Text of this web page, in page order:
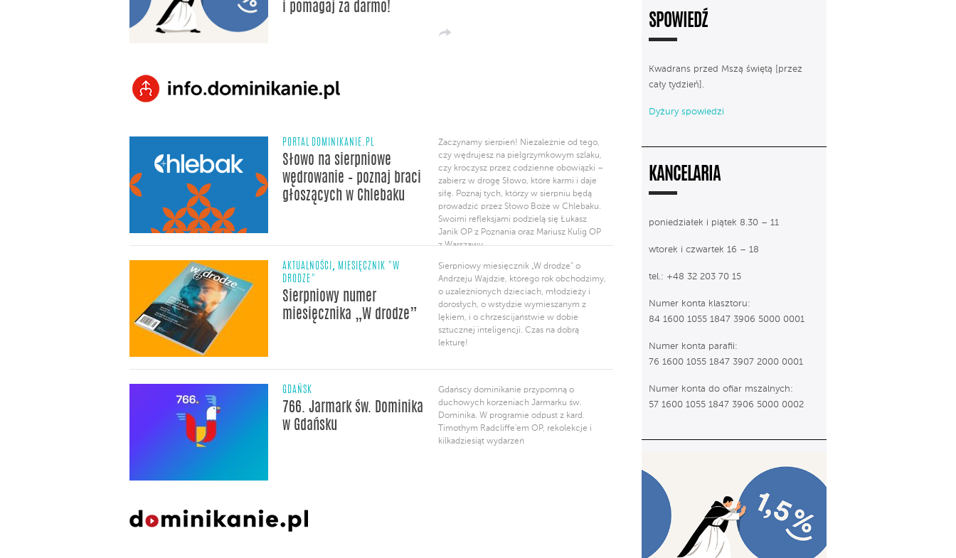
i pomagaj za darmo!
PORTAL DOMINIKANIE.PL
Słowo na sierpniowe
wędrowanie – poznaj braci
głoszących w Chlebaku
Zaczynamy sierpień! Niezależnie od tego,
czy wędrujesz na pielgrzymkowym szlaku,
czy kroczysz przez codzienne obowiązki –
zabierz w drogę Słowo, które karmi i daje
siłę. Poznaj tych, którzy w sierpniu będą
prowadzić przez Słowo Boże w Chlebaku.
Swoimi refleksjami podzielą się Łukasz
Janik OP z Poznania oraz Mariusz Kulig OP
z Warszawy.
AKTUALNOŚCI , MIESIĘCZNIK "W
DRODZE"
Sierpniowy numer
miesięcznika „W drodze”
Sierpniowy miesięcznik „W drodze” o
Andrzeju Wajdzie, którego rok obchodzimy,
o uzależnionych dzieciach, młodzieży i
dorosłych, o wstydzie wymieszanym z
lękiem, i o chrześcijaństwie w dobie
sztucznej inteligencji. Czas na dobrą
lekturę!
GDAŃSK
766. Jarmark św. Dominika
w Gdańsku
Gdańscy dominikanie przypomną o
duchowych korzeniach Jarmarku św.
Dominika. W programie odpust z kard.
Timothym Radcliffe'em OP, rekolekcje i
kilkadziesiąt wydarzeń
SPOWIEDŹ
Kwadrans przed Mszą świętą [przez
cały tydzień].
Dyżury spowiedzi
KANCELARIA
poniedziałek i piątek 8.30 – 11
wtorek i czwartek 16 – 18
tel.: +48 32 203 70 15
Numer konta klasztoru:
84 1600 1055 1847 3906 5000 0001
Numer konta parafii:
76 1600 1055 1847 3907 2000 0001
Numer konta do ofiar mszalnych:
57 1600 1055 1847 3906 5000 0002